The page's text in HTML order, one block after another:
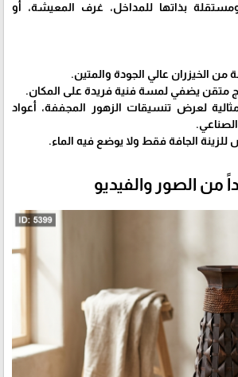
بذاتها للمداخل، غرف المعيشة، أو
الخيزران عالي الجودة والمتين.
متقن يضفي لمسة فنية فريدة على المكان.
لعرض تنسيقات الزهور المجففة، أعواد
الصناعي.
الجافة فقط ولا يوضع فيه الماء.
من الصور والفيديو